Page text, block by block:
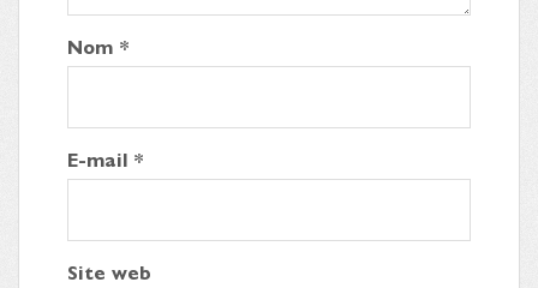
Nom *
E-mail *
Site web